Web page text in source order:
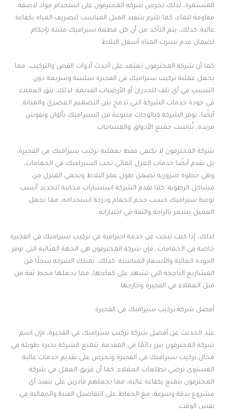
المستمرة، لذلك تحرص شركة المحترفون على استخدام مواد لاصقة
مقاومة للماء، كما تلتزم بتنفيذ الميل المناسب لتصريف المياه بكفاءة
عالية. كذلك، يتم التأكد من أن كل قطعة سيراميك مثبتة بإحكام
لضمان عدم تسرب المياه أسفل البلاط.
كما أن شركة المحترفون تعتمد على أحدث أدوات القص والتركيب، مما
يجعل عملية تركيب سيراميك في الفجيرة سلسة وسريعة دون
التسبب في أي تلف للجدران أو الأرضيات القديمة. لذلك، يثق العملاء
في جودة خدمات الشركة التي تدمج بين التصميم العصري والمتانة.
أيضًا، توفر الشركة كتالوجات متنوعة من السيراميك بألوان ونقوش
فريدة، تُناسب جميع الأذواق والمساحات.
شركة المحترفون لا تكتفي فقط بعملية تركيب سيراميك في الفجيرة،
بل تقدم أيضًا خدمات العزل المائي تحت السيراميك في الحمامات،
وهي خطوة ضرورية تضمن طول عمر البلاط وتحمي المنزل من
مشاكل الرطوبة. كما تقدم الشركة استشارات مجانية لتحديد أنسب
نوعية سيراميك حسب حجم الحمام ودرجة استخدامه، مما يجعل
العميل يشعر بالراحة والثقة في اختياراته.
لذلك، إذا كنت تبحث عن خدمة احترافية في تركيب سيراميك في الفجيرة
خاصة في الحمامات، فإن شركة المحترفون هي الجهة المثالية التي توفر
الجودة العالية والأسعار المناسبة. كذلك، تمتلك الشركة سجلًا من
المشاريع الناجحة التي تشهد على كفاءتها، مما يجعلها محط ثقة من
قبل العملاء في الفجيرة وخارجها.
أفضل شركة تركيب سيراميك في الفجيرة
عند الحديث عن أفضل شركة تركيب سيراميك في الفجيرة، فإن اسم
شركة المحترفون يبرز دائمًا في المقدمة. تتمتع الشركة بخبرة طويلة في
مجال تركيب سيراميك في الفجيرة وتحرص على تقديم خدمات عالية
المستوى ترضي تطلعات العملاء. كما أن فريق العمل في شركة
المحترفون يتمتع بكفاءة عالية، مما يجعلهم قادرين على تنفيذ أي
مشروع بدقة وسرعة، مع الحفاظ على التفاصيل الفنية والجمالية في
نفس الوقت.